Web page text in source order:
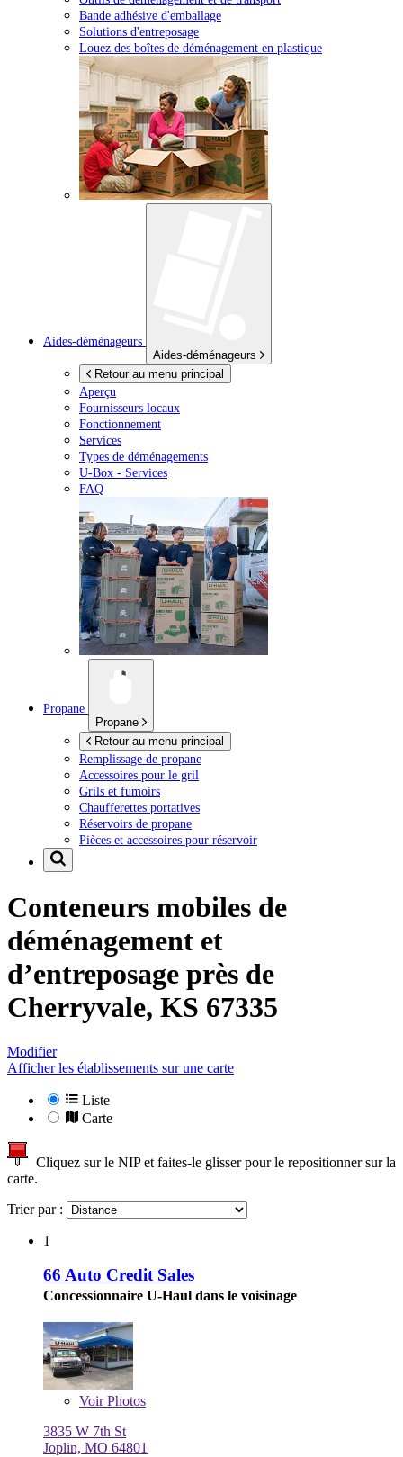
Bande adhésive d'emballage
Solutions d'entreposage
Louez des boîtes de déménagement en plastique
Aides-déménageurs
Aides-déménageurs
Retour au menu principal
Aperçu
Fournisseurs locaux
Fonctionnement
Services
Types de déménagements
U-Box - Services
FAQ
Propane
Propane
Retour au menu principal
Remplissage de propane
Accessoires pour le gril
Grils et fumoirs
Chaufferettes portatives
Réservoirs de propane
Pièces et accessoires pour réservoir
Conteneurs mobiles de
déménagement et
d’entreposage près de
Cherryvale, KS 67335
Modifier
Afficher les établissements sur une carte
Liste
Carte
Cliquez sur le NIP et faites-le glisser pour le repositionner sur la
carte.
Trier par :
1
66 Auto Credit Sales
Concessionnaire U-Haul dans le voisinage
VoirPhotos
3835 W 7th St
Joplin, MO 64801